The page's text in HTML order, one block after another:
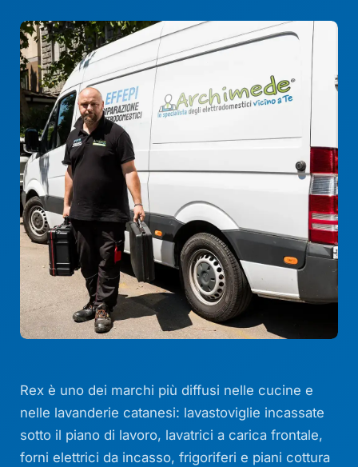
Rex è uno dei marchi più diffusi nelle cucine e
nelle lavanderie catanesi: lavastoviglie incassate
sotto il piano di lavoro, lavatrici a carica frontale,
forni elettrici da incasso, frigoriferi e piani cottura